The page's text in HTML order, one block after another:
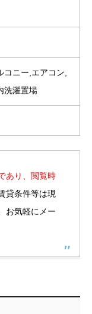
コニー,エアコン,
洗濯置場
あり、閲覧時
貸条件等は現
お気軽にメー